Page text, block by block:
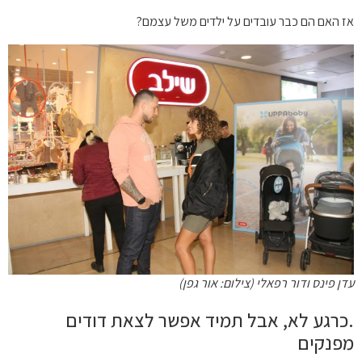
אז האם הם כבר עובדים על ילדים משל עצמם?
עדן פינס ודור רפאלי (צילום: אור גפן)
.כרגע לא, אבל תמיד אפשר לצאת דודים
מפנקים